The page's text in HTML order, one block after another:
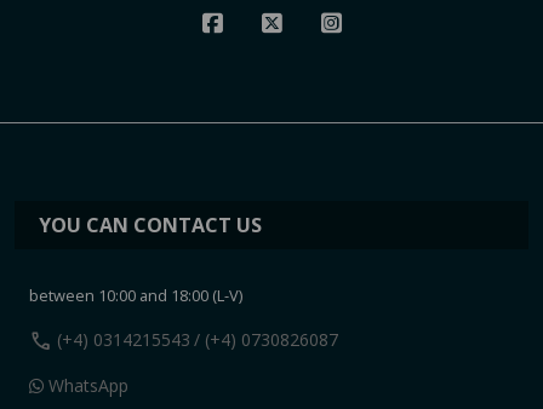
YOU CAN CONTACT US
between 10:00 and 18:00 (L-V)
call (+4) 0314215543 / (+4) 0730826087
WhatsApp